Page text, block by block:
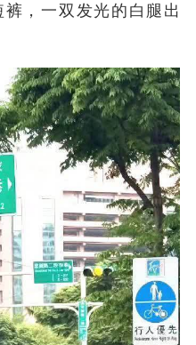
，一双发光的白腿出